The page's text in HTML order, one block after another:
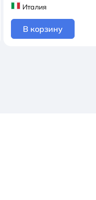
Италия
В корзину